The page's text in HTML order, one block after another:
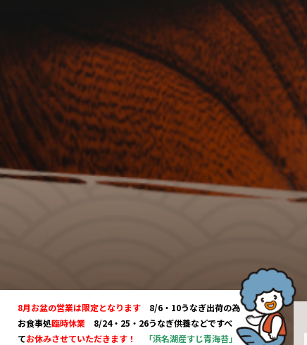
8月お盆の営業は限定となります 8/6・10うなぎ出荷の為
お食事処臨時休業 8/24・25・26うなぎ供養などですべ
てお休みさせていただきます！
「浜名湖産すじ青海苔」